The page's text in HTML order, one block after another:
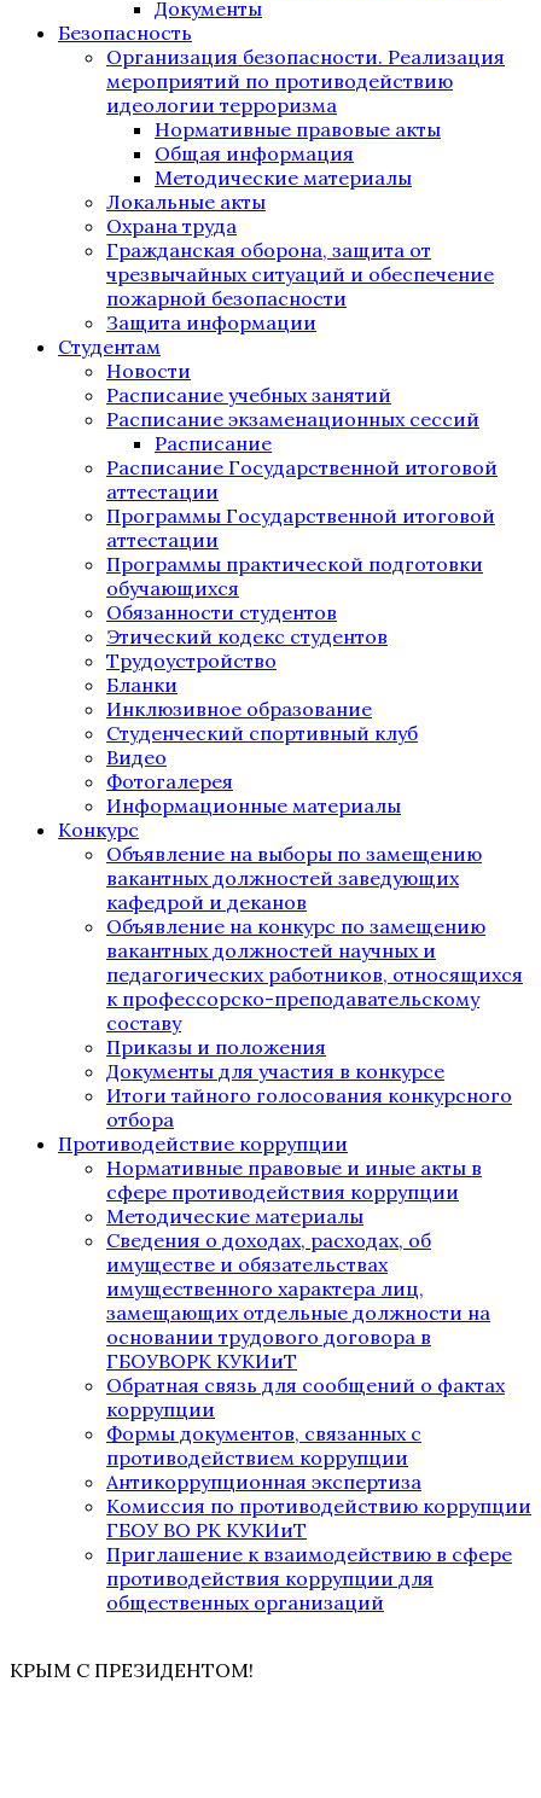
Документы
Безопасность
Организация безопасности. Реализация
мероприятий по противодействию
идеологии терроризма
Нормативные правовые акты
Общая информация
Методические материалы
Локальные акты
Охрана труда
Гражданская оборона, защита от
чрезвычайных ситуаций и обеспечение
пожарной безопасности
Защита информации
Студентам
Новости
Расписание учебных занятий
Расписание экзаменационных сессий
Расписание
Расписание Государственной итоговой
аттестации
Программы Государственной итоговой
аттестации
Программы практической подготовки
обучающихся
Обязанности студентов
Этический кодекс студентов
Трудоустройство
Бланки
Инклюзивное образование
Студенческий спортивный клуб
Видео
Фотогалерея
Информационные материалы
Конкурс
Объявление на выборы по замещению
вакантных должностей заведующих
кафедрой и деканов
Объявление на конкурс по замещению
вакантных должностей научных и
педагогических работников, относящихся
к профессорско-преподавательскому
составу
Приказы и положения
Документы для участия в конкурсе
Итоги тайного голосования конкурсного
отбора
Противодействие коррупции
Нормативные правовые и иные акты в
сфере противодействия коррупции
Методические материалы
Сведения о доходах, расходах, об
имуществе и обязательствах
имущественного характера лиц,
замещающих отдельные должности на
основании трудового договора в
ГБОУВОРК КУКИиТ
Обратная связь для сообщений о фактах
коррупции
Формы документов, связанных с
противодействием коррупции
Антикоррупционная экспертиза
Комиссия по противодействию коррупции
ГБОУ ВО РК КУКИиТ
Приглашение к взаимодействию в сфере
противодействия коррупции для
общественных организаций
КРЫМ С ПРЕЗИДЕНТОМ!